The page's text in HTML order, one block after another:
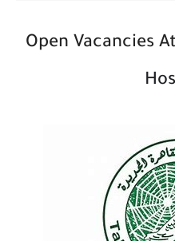
Open Vacancies At